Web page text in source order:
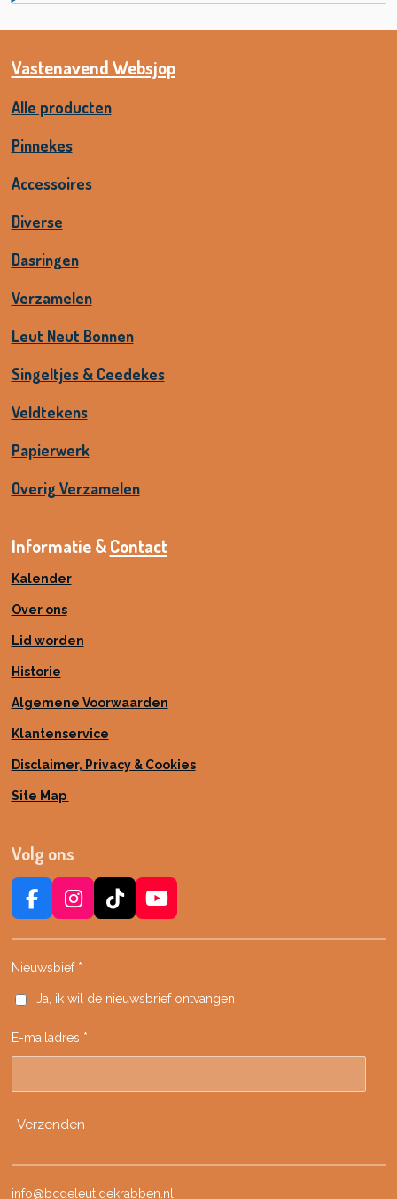
Vastenavend Websjop
Alle producten
Pinnekes
Accessoires
Diverse
Dasringen
Verzamelen
Leut Neut Bonnen
Singeltjes & Ceedekes
Veldtekens
Papierwerk
Overig Verzamelen
Informatie &Contact
Kalender
Over ons
Lid worden
Historie
Algemene Voorwaarden
Klantenservice
Disclaimer, Privacy & Cookies
Site Map
Volg ons
F
c
e
o
k
I
s
t
g
a
m
T
k
k
Y
u
b
Nieuwsbief *
Ja, ik wil de nieuwsbrief ontvangen
E-mailadres *
Verzenden
info@bcdeleutigekrabben.nl